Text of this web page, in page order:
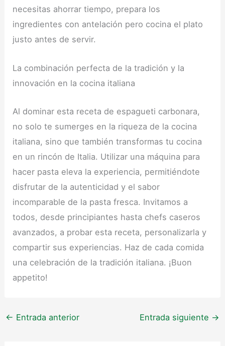
necesitas ahorrar tiempo, prepara los
ingredientes con antelación pero cocina el plato
justo antes de servir.
La combinación perfecta de la tradición y la
innovación en la cocina italiana
Al dominar esta receta de espagueti carbonara,
no solo te sumerges en la riqueza de la cocina
italiana, sino que también transformas tu cocina
en un rincón de Italia. Utilizar una máquina para
hacer pasta eleva la experiencia, permitiéndote
disfrutar de la autenticidad y el sabor
incomparable de la pasta fresca. Invitamos a
todos, desde principiantes hasta chefs caseros
avanzados, a probar esta receta, personalizarla y
compartir sus experiencias. Haz de cada comida
una celebración de la tradición italiana. ¡Buon
appetito!
← Entrada anterior Entrada siguiente →